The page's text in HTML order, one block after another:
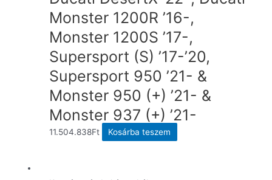
Monster 1200R ’16-,
Monster 1200S ’17-,
Supersport (S) ’17-’20,
Supersport 950 ’21- &
Monster 950 (+) ’21- &
Monster 937 (+) ’21-
11.504.838Ft Kosárba teszem